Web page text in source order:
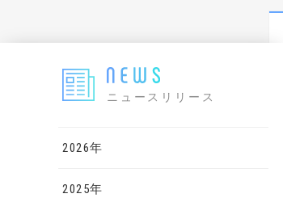
ニュースリリース
2026年
2025年